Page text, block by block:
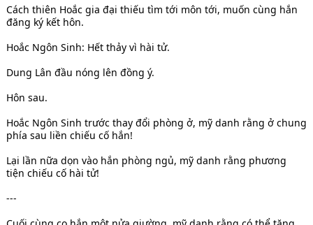
Cách thiên Hoắc gia đại thiếu tìm tới môn tới, muốn cùng hắn
đăng ký kết hôn.
Hoắc Ngôn Sinh: Hết thảy vì hài tử.
Dung Lân đầu nóng lên đồng ý.
Hôn sau.
Hoắc Ngôn Sinh trước thay đổi phòng ở, mỹ danh rằng ở chung
phía sau liền chiếu cố hắn!
Lại lần nữa dọn vào hắn phòng ngủ, mỹ danh rằng phương
tiện chiếu cố hài tử!
---